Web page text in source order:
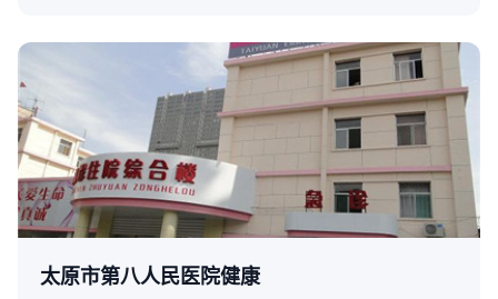
太原市第八人民医院健康